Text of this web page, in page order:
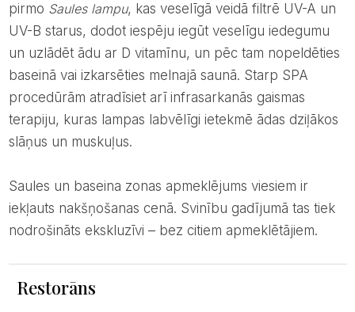
pirmo Saules lampu, kas veselīgā veidā filtrē UV-A un
UV-B starus, dodot iespēju iegūt veselīgu iedegumu
un uzlādēt ādu ar D vitamīnu, un pēc tam nopeldēties
baseinā vai izkarsēties melnajā saunā. Starp SPA
procedūrām atradīsiet arī infrasarkanās gaismas
terapiju, kuras lampas labvēlīgi ietekmē ādas dziļākos
slāņus un muskuļus.
Saules un baseina zonas apmeklējums viesiem ir
iekļauts nakšņošanas cenā. Svinību gadījumā tas tiek
nodrošināts ekskluzīvi – bez citiem apmeklētājiem.
Restorāns